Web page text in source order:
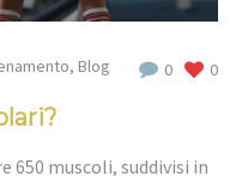
, Blog 0 0
650 muscoli, suddivisi in